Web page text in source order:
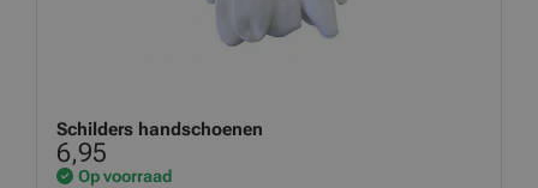
Schilders handschoenen
6,95
Op voorraad